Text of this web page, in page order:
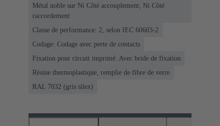
Métal noble sur Ni Côté accouplement, Ni Côté
raccordement
Classe de performance: 2, selon IEC 60603-2
Codage: Codage avec perte de contacts
Fixation pour circuit imprimé: Avec bride de fixation
Résine thermoplastique, remplie de fibre de verre
RAL 7032 (gris silex)